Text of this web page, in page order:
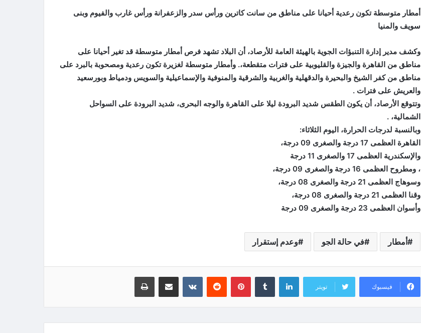
أمطار متوسطة تكون رعدية أحيانا على مناطق من سانت كاترين ورأس سدر والزعفرانة ورأس غارب والفيوم وبنى
سويف والمنيا
وكشف مدير إدارة التنبؤات الجوية بالهيئة العامة للأرصاد، أن البلاد تشهد فرص أمطار متوسطة قد تغير أحيانا على
مناطق من القاهرة والجيزة والقليوبية على فترات متقطعة،. وأمطار متوسطة لغزيرة تكون رعدية ومصحوبة بالبرد على
مناطق من كفر الشيخ والبحيرة والدقهلية والغربية والشرقية والمنوفية والإسماعيلية والسويس ودمياط وبورسعيد
والعريش على فترات .
وتتوقع الأرصاد، أن يكون الطقس شديد البرودة ليلا على القاهرة والوجه البحرى، شديد البرودة على السواحل
الشمالية، .
وبالنسبة لدرجات الحرارة، اليوم الثلاثاء:
القاهرة العظمى 17 درجة والصغرى 09 درجة،
والإسكندرية العظمى 17 والصغرى 11 درجة
، ومطروح العظمى 16 درجة والصغرى 09 درجة،
وسوهاج العظمى 21 درجة والصغرى 08 درجة،
وقنا العظمى 21 درجة والصغرى 08 درجة،
وأسوان العظمى 23 درجة والصغرى 09 درجة
أمطار في حالة الجو وعدم إستقرار
فيسبوك تويتر
لينكدإن بينتيريست